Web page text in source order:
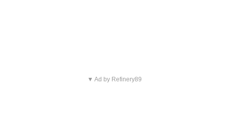
▼ Ad by Refinery89